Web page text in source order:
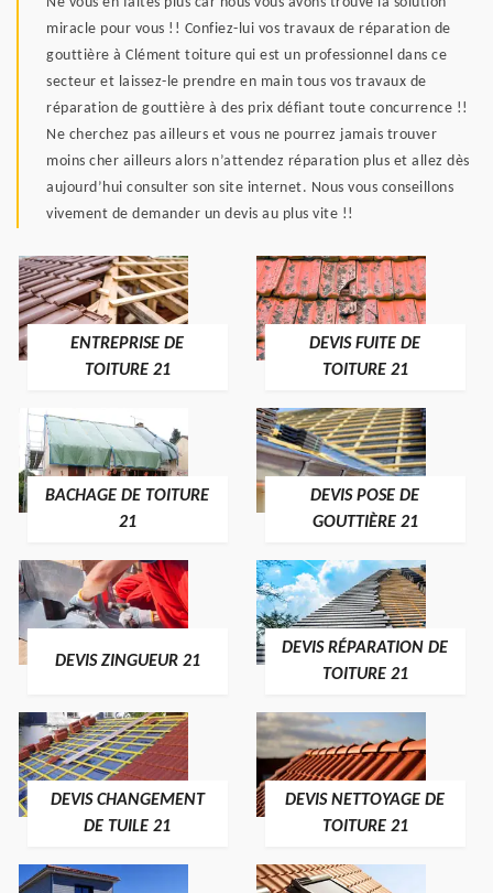
miracle pour vous !! Confiez-lui vos travaux de réparation de
gouttière à Clément toiture qui est un professionnel dans ce
secteur et laissez-le prendre en main tous vos travaux de
réparation de gouttière à des prix défiant toute concurrence !!
Ne cherchez pas ailleurs et vous ne pourrez jamais trouver
moins cher ailleurs alors n’attendez réparation plus et allez dès
aujourd’hui consulter son site internet. Nous vous conseillons
vivement de demander un devis au plus vite !!
ENTREPRISE DE
TOITURE 21
DEVIS FUITE DE
TOITURE 21
BACHAGE DE TOITURE
21
DEVIS POSE DE
GOUTTIÈRE 21
DEVIS ZINGUEUR 21
DEVIS RÉPARATION DE
TOITURE 21
DEVIS CHANGEMENT
DE TUILE 21
DEVIS NETTOYAGE DE
TOITURE 21